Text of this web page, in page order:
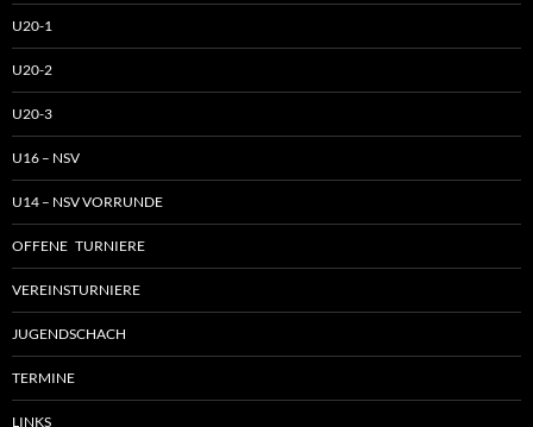
U20-1
U20-2
U20-3
U16 – NSV
U14 – NSV VORRUNDE
OFFENE TURNIERE
VEREINSTURNIERE
JUGENDSCHACH
TERMINE
LINKS